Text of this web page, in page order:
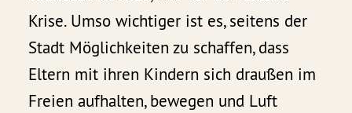
Krise. Umso wichtiger ist es, seitens der
Stadt Möglichkeiten zu schaffen, dass
Eltern mit ihren Kindern sich draußen im
Freien aufhalten, bewegen und Luft